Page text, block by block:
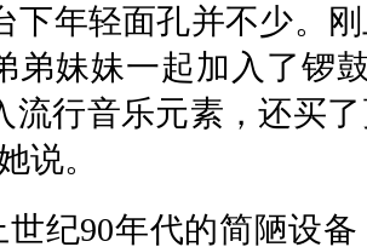
下年轻面孔并不少。
弟妹妹一起加入了锣
流行音乐元素，还买
说。
世纪90年代的简陋设